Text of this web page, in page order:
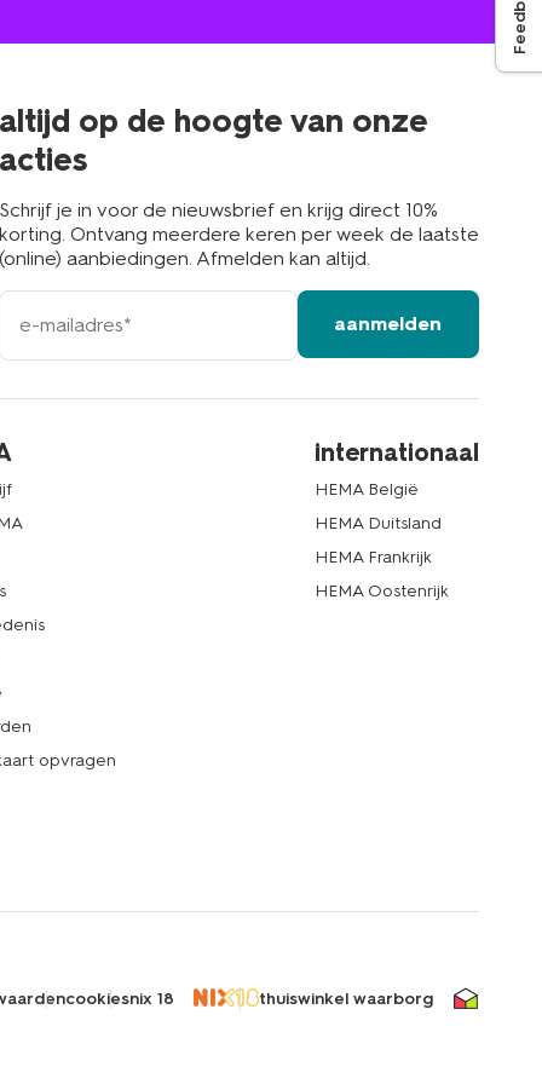
altijd op de hoogte van onze
acties
Schrijf je in voor de nieuwsbrief en krijg direct 10%
korting. Ontvang meerdere keren per week de laatste
(online) aanbiedingen. Afmelden kan altijd.
e-
mailadres
aanmelden
opvragen
internationaal
HEMA België
HEMA Duitsland
HEMA Frankrijk
HEMA Oostenrijk
cookiesnix 18 thuiswinkel waarborg